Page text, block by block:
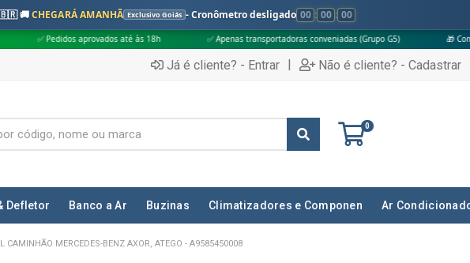
🚚CHEGARÁ AMANHÃ Exclusivo Goiás - Cronômetro desligado 00 : 00 : 00
aprovados até às 18h ✅ Apenas transportadoras conveniadas (Grupo G5) 🎁 Compras acima de
Já é cliente? - Entrar | Não é cliente? - Cadastrar
0
Defletor Banco a Ar Buzinas Climatizadores e Componen Ar
CAMINHÃO MERCEDES-BENZ AXOR, ATEGO - A9585450008